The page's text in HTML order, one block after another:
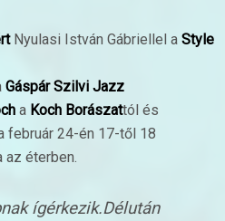
Nyulasi István Gábriellel a Style
Gáspár Szilvi Jazz
a Koch Borászattól és
február 24-én 17-től 18
az éterben.
ígérkezik.Délután